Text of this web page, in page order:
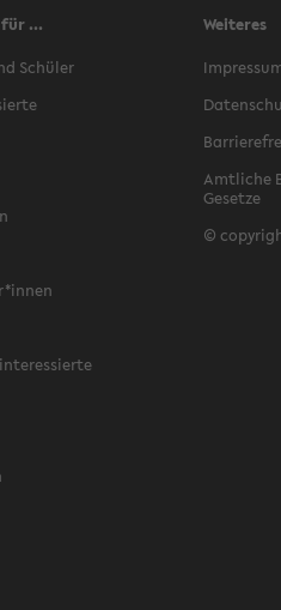
...
Schüler
Weiteres
Amtliche
Gesetze
©